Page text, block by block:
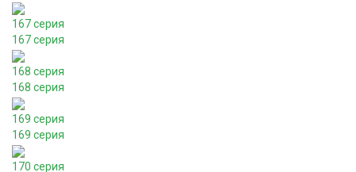
167 серия
167 серия
168 серия
168 серия
169 серия
169 серия
170 серия